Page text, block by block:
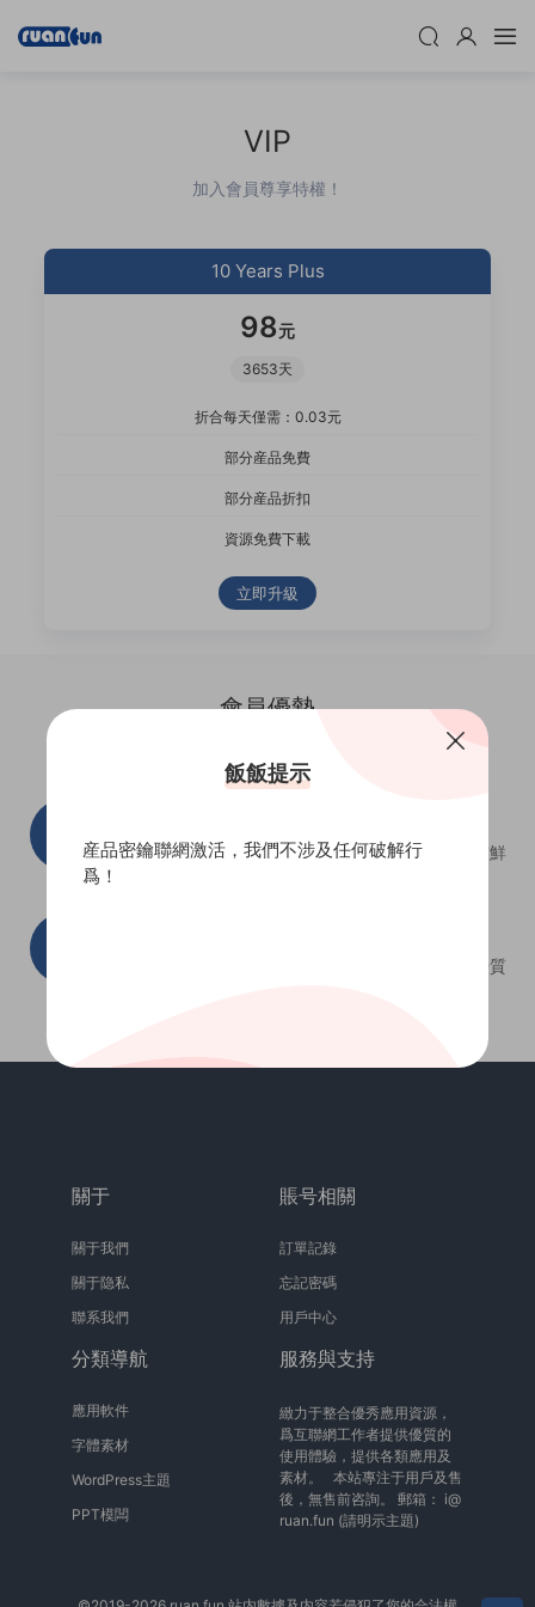
VIP
加入會員尊享特權！
10 Years Plus
98元
3653天
折合每天僅需：0.03元
部分産品免費
部分産品折扣
資源免費下載
立即升級
會員優勢
更新及時，滿足需求
精挑細選，新品嘗鮮
用戶滿意，産品優質
關于
關于我們
關于隐私
聯系我們
賬号相關
訂單記錄
忘記密碼
用戶中心
分類導航
應用軟件
字體素材
WordPress主題
PPT模闆
服務與支持
緻力于整合優秀應用資源，
爲互聯網工作者提供優質的
使用體驗，提供各類應用及
素材。 本站專注于用戶及售
後，無售前咨詢。 郵箱： i@
ruan.fun (請明示主題)
飯飯提示
産品密鑰聯網激活，我們不涉及任何破解行
爲！